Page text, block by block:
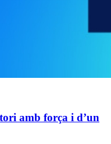
amb força i d’un